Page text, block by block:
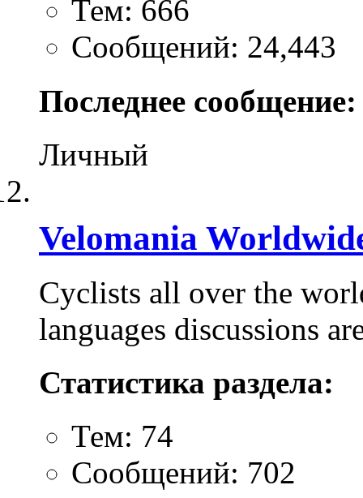
Тем: 666
Сообщений: 24,443
Последнее сообщение:
Личный
Velomania
Cyclists all over the
languages discussions
Статистика раздела:
Тем: 74
Сообщений: 702